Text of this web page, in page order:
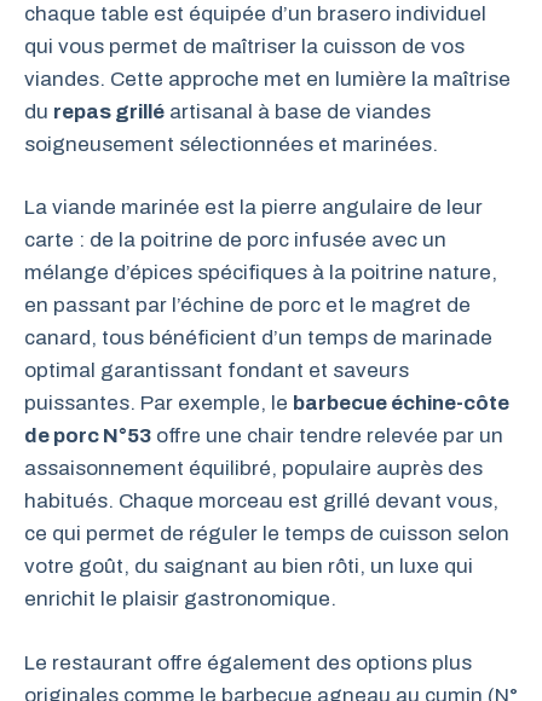
chaque table est équipée d’un brasero individuel
qui vous permet de maîtriser la cuisson de vos
viandes. Cette approche met en lumière la maîtrise
du repas grillé artisanal à base de viandes
soigneusement sélectionnées et marinées.
La viande marinée est la pierre angulaire de leur
carte : de la poitrine de porc infusée avec un
mélange d’épices spécifiques à la poitrine nature,
en passant par l’échine de porc et le magret de
canard, tous bénéficient d’un temps de marinade
optimal garantissant fondant et saveurs
puissantes. Par exemple, le barbecue échine-côte
de porc N°53 offre une chair tendre relevée par un
assaisonnement équilibré, populaire auprès des
habitués. Chaque morceau est grillé devant vous,
ce qui permet de réguler le temps de cuisson selon
votre goût, du saignant au bien rôti, un luxe qui
enrichit le plaisir gastronomique.
Le restaurant offre également des options plus
originales comme le barbecue agneau au cumin (N°